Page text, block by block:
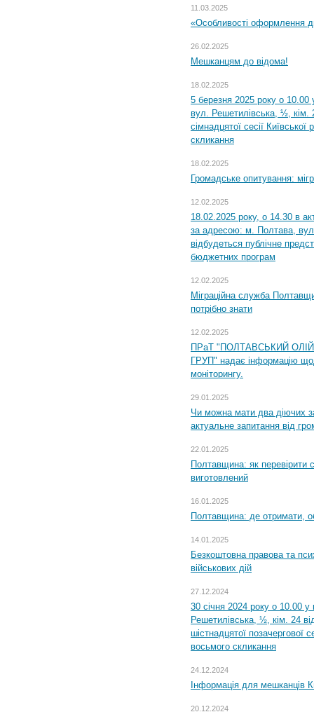
11.03.2025
«Особливості оформлення
26.02.2025
Мешканцям до відома!
18.02.2025
5 березня 2025 року о 10.00
вул. Решетилівська, ½, кім.
сімнадцятої сесії
скликання
18.02.2025
Громадське опитування:
12.02.2025
18.02.2025 року, о 14.30 в
за адресою: м. Полтава,
відбудеться публічне
бюджетних програм
12.02.2025
Міграційна служба
потрібно знати
12.02.2025
ПРаТ "ПОЛТАВСЬКИЙ
ГРУП" надає інформацію
моніторингу.
29.01.2025
Чи можна мати два діючих
актуальне запитання від
22.01.2025
Полтавщина: як перевірити
виготовлений
16.01.2025
Полтавщина: де отримати,
14.01.2025
Безкоштовна правова та
військових дій
27.12.2024
30 січня 2024 року о 10.00 у
Решетилівська, ½, кім. 24
шістнадцятої позачергової
восьмого скликання
24.12.2024
Інформація для мешканців
20.12.2024